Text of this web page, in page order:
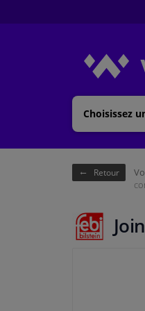
Choisissez
Retour